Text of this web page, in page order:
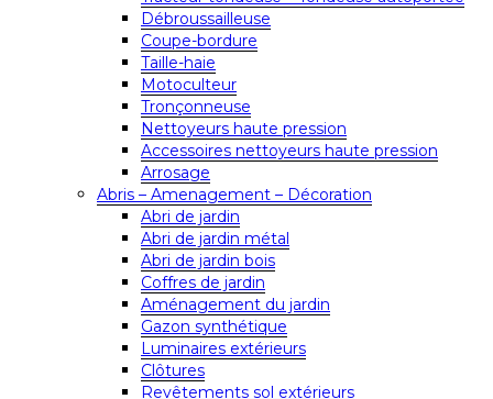
Débroussailleuse
Coupe-bordure
Taille-haie
Motoculteur
Tronçonneuse
Nettoyeurs haute pression
Accessoires nettoyeurs haute pression
Arrosage
Abris – Amenagement – Décoration
Abri de jardin
Abri de jardin métal
Abri de jardin bois
Coffres de jardin
Aménagement du jardin
Gazon synthétique
Luminaires extérieurs
Clôtures
Revêtements sol extérieurs